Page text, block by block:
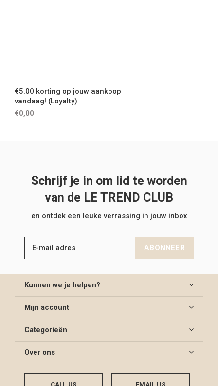
€5.00 korting op jouw aankoop
vandaag! (Loyalty)
€0,00
Schrijf je in om lid te worden
van de LE TREND CLUB
en ontdek een leuke verrassing in jouw inbox
ABONNEER
Kunnen we je helpen?
Mijn account
Categorieën
Over ons
CALL US EMAIL US